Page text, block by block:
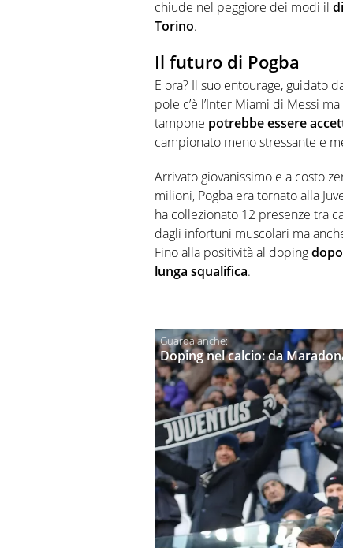
chiude nel peggiore dei modi il
Torino.
Il futuro di Pogba
E ora? Il suo entourage, guidato
pole c’è l’Inter Miami di Messi
tampone potrebbe essere
campionato meno stressante e
Arrivato giovanissimo e a costo
milioni, Pogba era tornato alla
ha collezionato 12 presenze tra
dagli infortuni muscolari ma
Fino alla positività al doping
lunga squalifica.
Doping nel calcio: da